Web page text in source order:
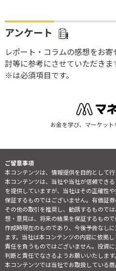
アンケート
レポート・コラムの感想をお
討等に参考にさせていただきま
※は必須項目です。
お金を学び、マーケット
ご留意事項
本コンテンツは、情報提供を目的として行
本コンテンツは、当社や当社が信頼でき
を提供していますが、当社はその正確性
保証するものではございません。有価証
その他の取引を推奨し、勧誘するもので
想・意見は、将来の結果を保証するもの
作成時現在のものであり、今後予告なし
ます。当社は本コンテンツの内容に依拠
責任を負うものではございません。投資
判断と責任でなさるようお願いいたします。
本コンテンツでは当社でお取扱している